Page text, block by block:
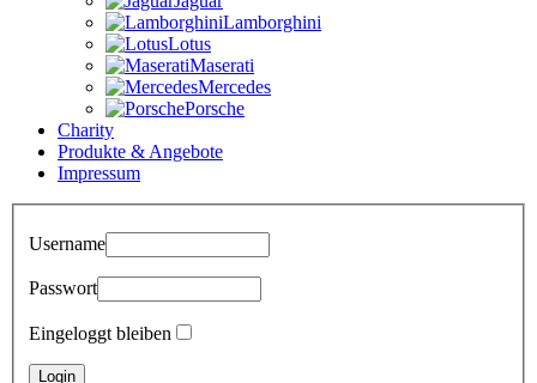
Lamborghini
Lotus
Maserati
Mercedes
Porsche
Charity
Produkte & Angebote
Impressum
Username
Passwort
Eingeloggt bleiben